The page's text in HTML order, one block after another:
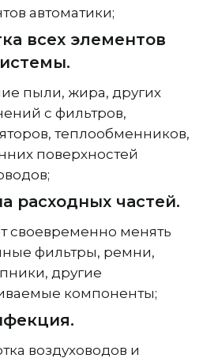
автоматики;
всех элементов
пыли, жира, других
с фильтров,
теплообменников,
поверхностей
расходных частей.
своевременно менять
фильтры, ремни,
другие
компоненты;
воздуховодов и